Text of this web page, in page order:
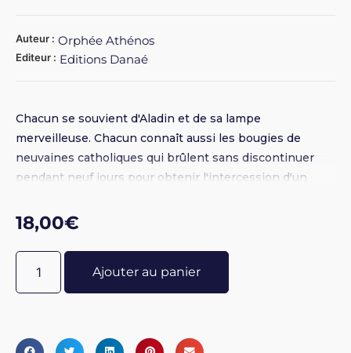
Auteur : Orphée Athénos
Editeur : Editions Danaé
Chacun se souvient d'Aladin et de sa lampe
merveilleuse. Chacun connaît aussi les bougies de
neuvaines catholiques qui brûlent sans discontinuer
pendant neuf jours pour obtenir l'intercession d'un
d'échos d'une vieille magie des lampes connue depuis
l'Antiquité. De l'ancienne lampe à huile à la plus récente
lampe à pétrole, cette magie a survécu et est parvenue
jusqu'à nous par l'entremise du Hoodoo. De cette
discipline magique et religieuse née de la multiethnicité
18,00€
Ajouter au panier